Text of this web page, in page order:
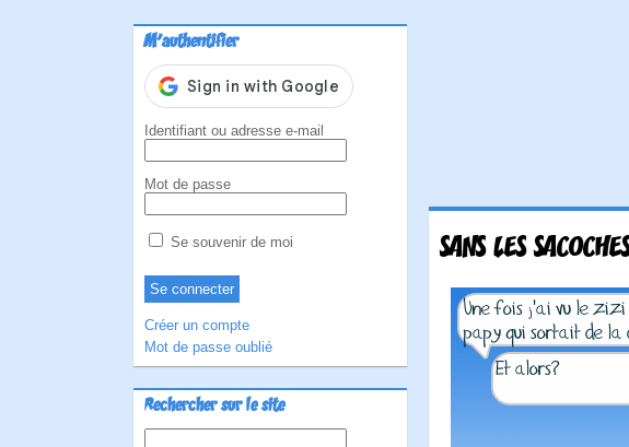
M'authentifier
Identifiant ou adresse e-mail
Mot de passe
Se souvenir de moi
Créer un compte
Mot de passe oublié
Rechercher sur le site
SANS LES